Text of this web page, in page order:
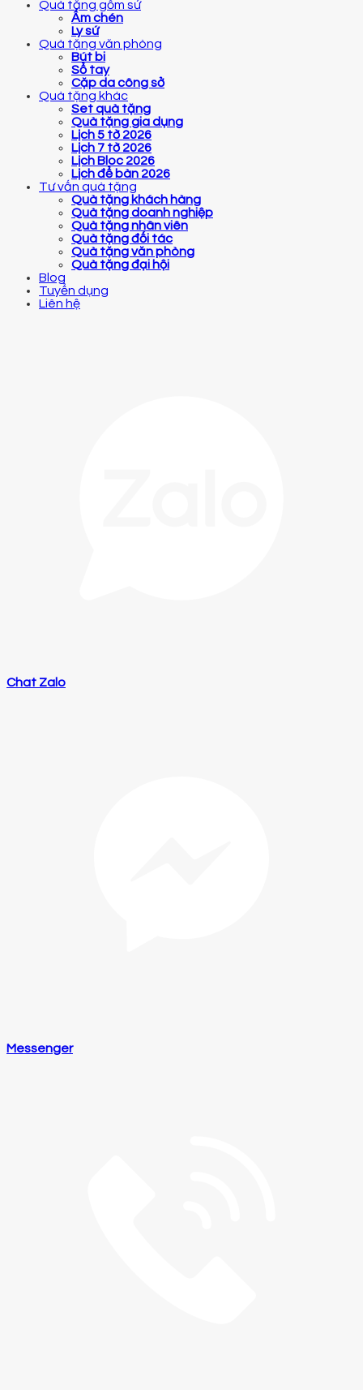
Quà tặng gốm sứ
Ấm chén
Ly sứ
Quà tặng văn phòng
Bút bi
Sổ tay
Cặp da công sở
Quà tặng khác
Set quà tặng
Quà tặng gia dụng
Lịch 5 tờ 2026
Lịch 7 tờ 2026
Lịch Bloc 2026
Lịch để bàn 2026
Tư vấn quà tặng
Quà tặng khách hàng
Quà tặng doanh nghiệp
Quà tặng nhân viên
Quà tặng đối tác
Quà tặng văn phòng
Quà tặng đại hội
Blog
Tuyển dụng
Liên hệ
Chat Zalo
Messenger